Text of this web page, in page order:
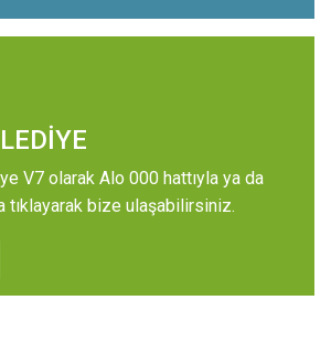
V7 olarak Alo 000 hattıyla ya da
tıklayarak bize ulaşabilirsiniz.